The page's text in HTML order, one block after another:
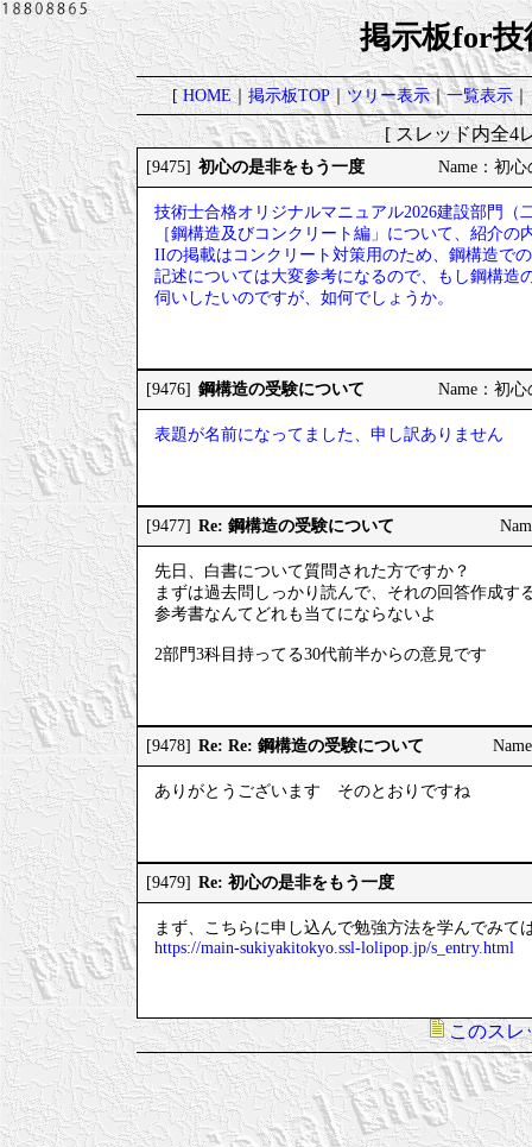
掲示板for技
[HOME｜掲示板TOP｜ツリー表示｜一覧表示｜
[ スレッド内全
[9475] 初心の是非をもう一度 Name：初
技術士合格オリジナルマニュアル2026建設部門（
［鋼構造及びコンクリート編」について、紹介
IIの掲載はコンクリート対策用のため、鋼構造で
記述については大変参考になるので、もし鋼構造
伺いしたいのですが、如何でしょうか。
[9476] 鋼構造の受験について Name：初
表題が名前になってました、申し訳ありません
[9477] Re: 鋼構造の受験について
先日、白書について質問された方ですか？
まずは過去問しっかり読んで、それの回答作成す
参考書なんてどれも当てにならないよ
2部門3科目持ってる30代前半からの意見です
[9478] Re: Re: 鋼構造の受験について
ありがとうございます そのとおりですね
[9479] Re: 初心の是非をもう一度
まず、こちらに申し込んで勉強方法を学んでみて
https://main-sukiyakitokyo.ssl-lolipop.jp/s_entry.html
このスレ